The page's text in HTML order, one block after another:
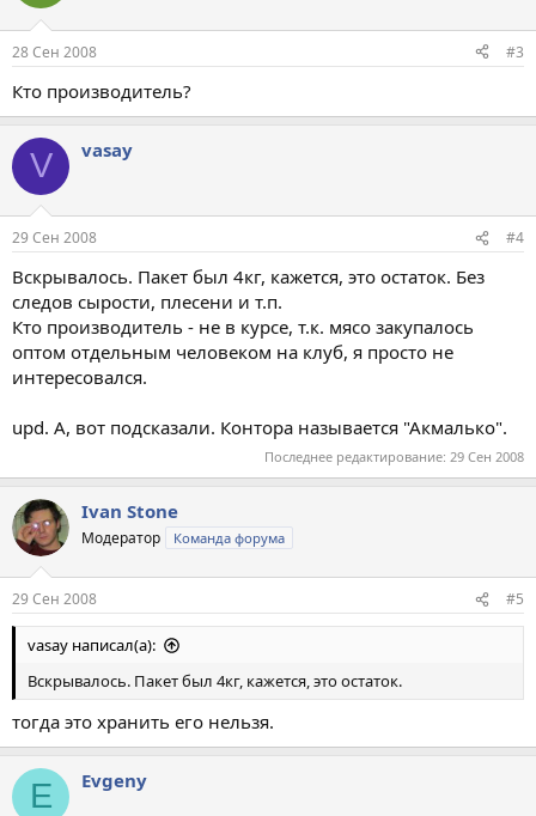
28 Сен 2008 #3
Кто производитель?
V vasay
29 Сен 2008 #4
Вскрывалось. Пакет был 4кг, кажется, это остаток. Без
следов сырости, плесени и т.п.
Кто производитель - не в курсе, т.к. мясо закупалось
оптом отдельным человеком на клуб, я просто не
интересовался.
upd. А, вот подсказали. Контора называется "Акмалько".
Последнее редактирование: 29 Сен 2008
Ivan Stone
Модератор Команда форума
29 Сен 2008 #5
vasay написал(а):
Вскрывалось. Пакет был 4кг, кажется, это остаток.
тогда это хранить его нельзя.
E Evgeny